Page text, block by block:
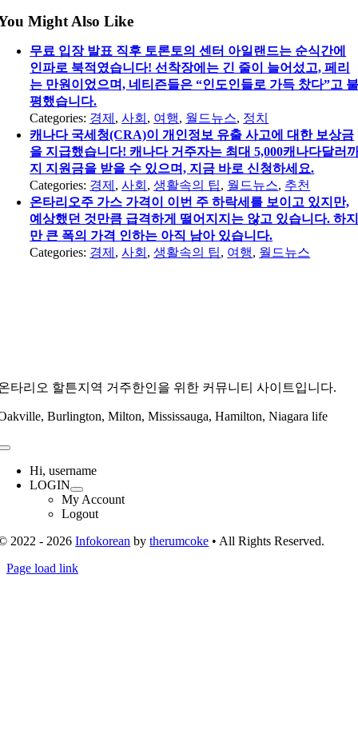
Might Also Like
무료 입장 발표 직후 토론토의 센터 아일랜드는 순식간에
인파로 북적였습니다! 선착장에는 긴 줄이 늘어섰고, 페리
는 만원이었으며, 네티즌들은 “인도인들로 가득 찼다”고
평했습니다.
Categories: 경제 ,사회 , 여행, 월드뉴스, 정치
캐나다 국세청(CRA)이 개인정보 유출 사고에 대한 보상금
을 지급했습니다! 캐나다 거주자는 최대 5,000캐나다달러
지 지원금을 받을 수 있으며, 지금 바로 신청하세요.
Categories: 경제 ,사회 ,생활속의 팁, 월드뉴스, 추천
온타리오주 가스 가격이 이번 주 하락세를 보이고 있지만,
예상했던 것만큼 급격하게 떨어지지는 않고 있습니다. 하
만 큰 폭의 가격 인하는 아직 남아 있습니다.
Categories: 경제 ,사회 ,생활속의 팁, 여행, 월드뉴스
타리오 할튼지역 거주한인을 위한 커뮤니티 사이트입니다.
Burlington, Milton, Mississauga, Hamilton, Niagara life
Toggle
NavigationHi, username
LOGIN
My Account
Logout
2022 - 2026Infokorean bytherumcoke • All Rights Reserved.
Toggle
Page load link